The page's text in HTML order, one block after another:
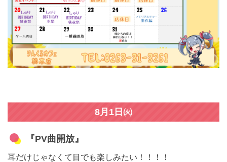
8月1日㈫
『PV曲開放』
耳だけじゃなくて目でも楽しみたい！！！！